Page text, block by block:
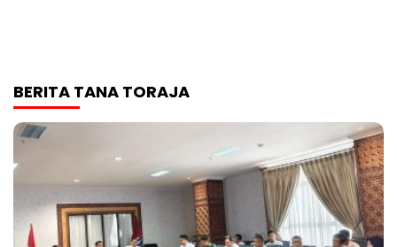
BERITA TANA TORAJA